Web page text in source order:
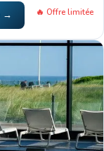
→ 🔥 Offre limitée